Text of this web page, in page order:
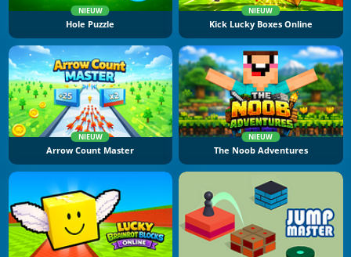
NIEUW
Hole Puzzle
NIEUW
Kick Lucky Boxes Online
NIEUW
Arrow Count Master
NIEUW
The Noob Adventures